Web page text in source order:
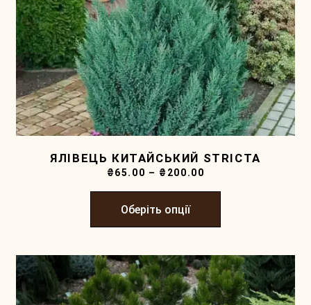
ЯЛІВЕЦЬ КИТАЙСЬКИЙ STRICTA
₴65.00 – ₴ 200.00
Оберіть опції